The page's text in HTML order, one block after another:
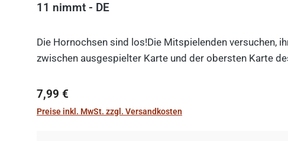
11 nimmt - DE
Die Hornochsen sind los!Die Mitspielenden versuchen,
zwischen ausgespielter Karte und der obersten Karte
Regulärer Preis:
7,99 €
Preise inkl. MwSt. zzgl. Versandkosten